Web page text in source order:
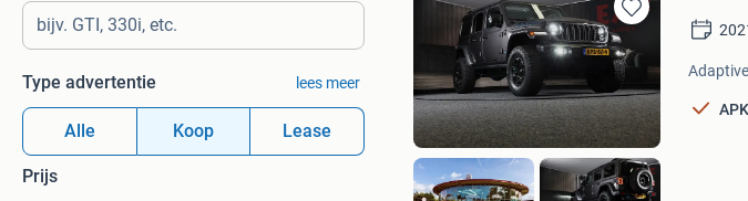
Type advertentie lees meer
Alle Koop Lease
Prijs
Bewaren
in
Mijn
Favorieten